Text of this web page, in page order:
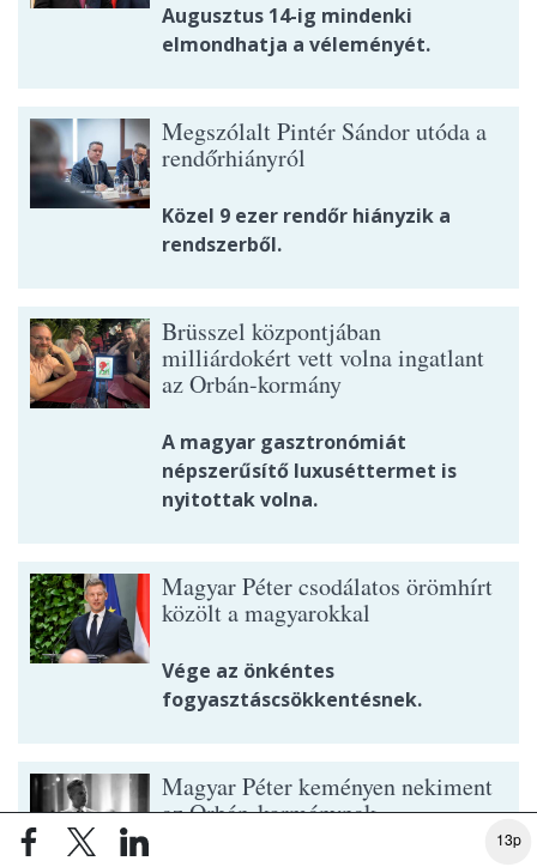
13p
Augusztus 14-ig mindenki
elmondhatja a véleményét.
Megszólalt Pintér Sándor utóda a
rendőrhiányról
Közel 9 ezer rendőr hiányzik a
rendszerből.
Brüsszel központjában
milliárdokért vett volna ingatlant
az Orbán-kormány
A magyar gasztronómiát
népszerűsítő luxuséttermet is
nyitottak volna.
Magyar Péter csodálatos örömhírt
közölt a magyarokkal
Vége az önkéntes
fogyasztáscsökkentésnek.
Magyar Péter keményen nekiment
az Orbán-kormánynak